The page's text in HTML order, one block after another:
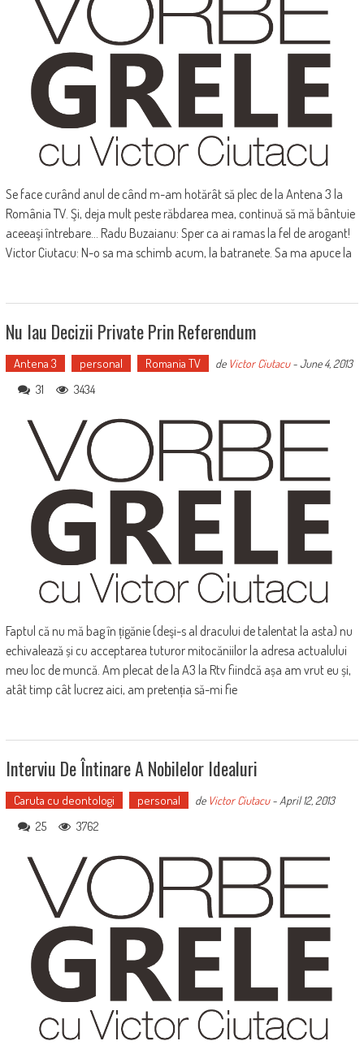
Se face curând anul de când m-am hotărât să plec de la Antena 3 la
România TV. Şi, deja mult peste răbdarea mea, continuă să mă bântuie
aceeaşi întrebare... Radu Buzaianu: Sper ca ai ramas la fel de arogant!
Victor Ciutacu: N-o sa ma schimb acum, la batranete. Sa ma apuce la
Nu Iau Decizii Private Prin Referendum
Antena 3 personal Romania TV de Victor Ciutacu-June 4, 2013
31 3434
Faptul că nu mă bag în țigănie (deşi-s al dracului de talentat la asta) nu
echivalează și cu acceptarea tuturor mitocăniilor la adresa actualului
meu loc de muncă. Am plecat de la A3 la Rtv fiindcă așa am vrut eu și,
atât timp cât lucrez aici, am pretenția să-mi fie
Interviu De Întinare A Nobilelor Idealuri
Caruta cu deontologi personal de Victor Ciutacu- April 12, 2013
25 3762